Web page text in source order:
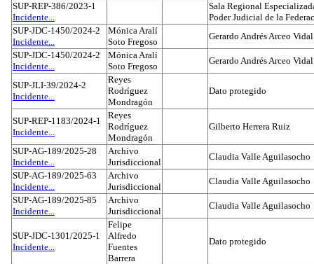
SUP-REP-386/2023-1
Incidente...
Sala Regional
Poder Judicial de la
SUP-JDC-1450/2024-2
Incidente...
Mónica Aralí
Soto Fregoso
Gerardo Andrés Arceo Vidal
SUP-JDC-1450/2024-2
Incidente...
Mónica Aralí
Soto Fregoso
Gerardo Andrés Arceo Vidal
SUP-JLI-39/2024-2
Incidente...
Reyes
Rodríguez
Mondragón
Dato protegido
SUP-REP-1183/2024-1
Incidente...
Reyes
Rodríguez
Mondragón
Gilberto Herrera Ruiz
SUP-AG-189/2025-28
Incidente...
Archivo
Jurisdiccional
Claudia Valle Aguilasocho
SUP-AG-189/2025-63
Incidente...
Archivo
Jurisdiccional
Claudia Valle Aguilasocho
SUP-AG-189/2025-85
Incidente...
Archivo
Jurisdiccional
Claudia Valle Aguilasocho
SUP-JDC-1301/2025-1
Incidente...
Felipe
Alfredo
Fuentes
Barrera
Dato protegido